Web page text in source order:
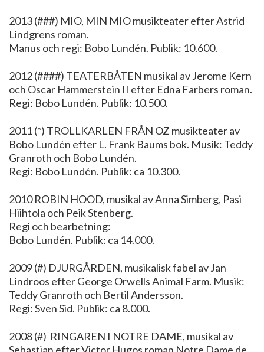
2013 (###) MIO, MIN MIO musikteater efter Astrid
Lindgrens roman.
Manus och regi: Bobo Lundén. Publik: 10.600.
2012 (####) TEATERBÅTEN musikal av Jerome Kern
och Oscar Hammerstein II efter Edna Farbers roman.
Regi: Bobo Lundén. Publik: 10.500.
2011 (*) TROLLKARLEN FRÅN OZ musikteater av
Bobo Lundén efter L. Frank Baums bok. Musik: Teddy
Granroth och Bobo Lundén.
Regi: Bobo Lundén. Publik: ca 10.300.
2010 ROBIN HOOD, musikal av Anna Simberg, Pasi
Hiihtola och Peik Stenberg.
Regi och bearbetning:
Bobo Lundén. Publik: ca 14.000.
2009 (#) DJURGÅRDEN, musikalisk fabel av Jan
Lindroos efter George Orwells Animal Farm. Musik:
Teddy Granroth och Bertil Andersson.
Regi: Sven Sid. Publik: ca 8.000.
2008 (#) RINGAREN I NOTRE DAME, musikal av
Sebastian efter Victor Hugos roman Notre Dame de